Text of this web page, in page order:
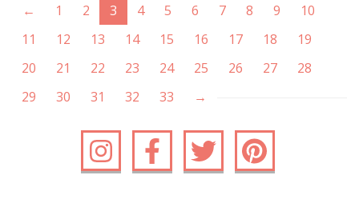
← 1 2 3 (current)
4 5 6 7 8 9
10
11
12 13 14 15 16 17 18
19
20
21 22 23 24 25 26 27
28
29
30 31 32 33 →